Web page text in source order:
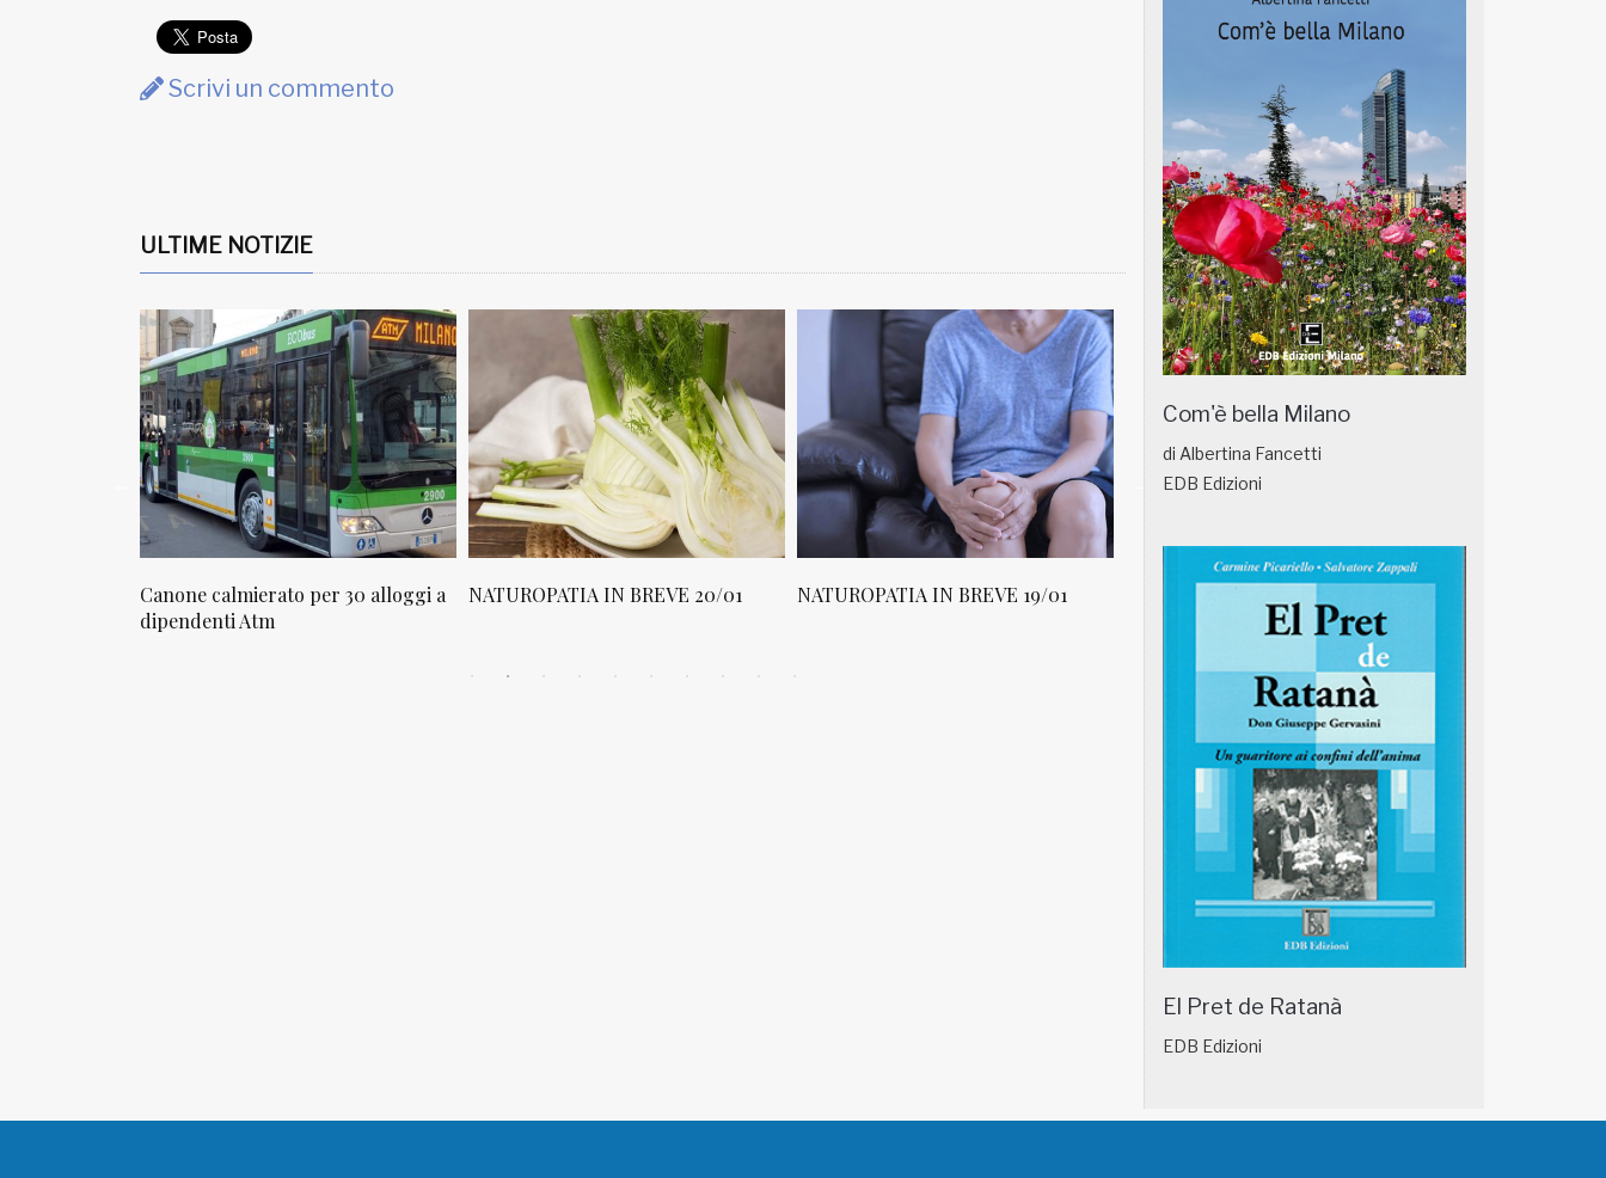
Scrivi un commento
ULTIME NOTIZIE
Canone calmierato per 30 alloggi a
dipendenti Atm
NATUROPATIA IN BREVE 20/01 NATUROPATIA IN BREVE 19/01 NATUROPATIA IN BREVE 18/01
Com'è bella Milano
di Albertina Fancetti
EDB Edizioni
El Pret de Ratanà
EDB Edizioni